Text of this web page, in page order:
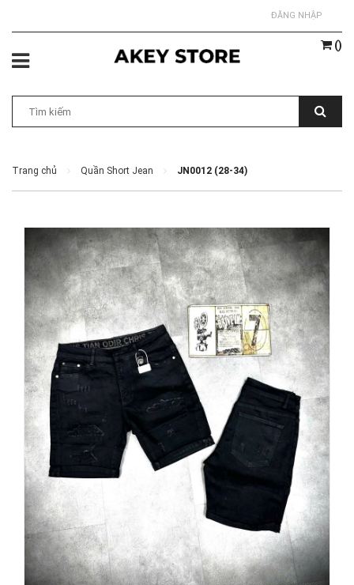
ĐĂNG NHẬP
()
Trang chủ Quần Short Jean JN0012 (28-34)